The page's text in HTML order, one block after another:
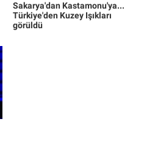
Sakarya'dan Kastamonu'ya...
Türkiye'den Kuzey Işıkları
görüldü